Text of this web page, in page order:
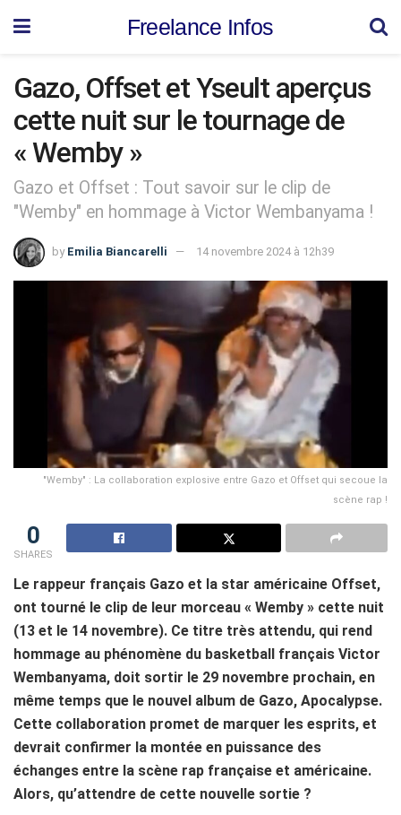
Freelance Infos
Gazo, Offset et Yseult aperçus
cette nuit sur le tournage de
« Wemby »
Gazo et Offset : Tout savoir sur le clip de
"Wemby" en hommage à Victor Wembanyama !
by Emilia Biancarelli 14 novembre 2024 à 12h39
"Wemby" : La collaboration explosive entre Gazo et Offset qui secoue la
scène rap !
0
SHARES
Le rappeur français Gazo et la star américaine Offset,
ont tourné le clip de leur morceau « Wemby » cette nuit
(13 et le 14 novembre). Ce titre très attendu, qui rend
hommage au phénomène du basketball français Victor
Wembanyama, doit sortir le 29 novembre prochain, en
même temps que le nouvel album de Gazo, Apocalypse.
Cette collaboration promet de marquer les esprits, et
devrait confirmer la montée en puissance des
échanges entre la scène rap française et américaine.
Alors, qu’attendre de cette nouvelle sortie ?